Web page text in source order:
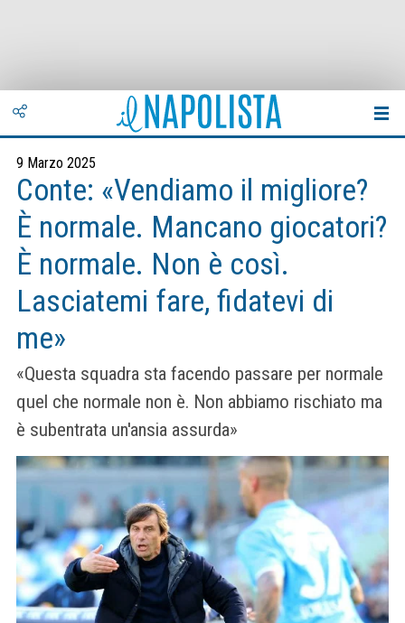
9 Marzo 2025
Conte: «Vendiamo il migliore?
È normale. Mancano giocatori?
È normale. Non è così.
Lasciatemi fare, fidatevi di
me»
«Questa squadra sta facendo passare per normale
quel che normale non è. Non abbiamo rischiato ma
è subentrata un'ansia assurda»